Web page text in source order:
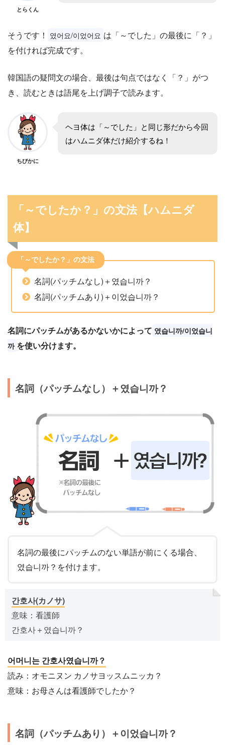
とらくん
そうです！ 였어요/이었어요 は「～でした」の最後に「？」
を付ければ完成です。
韓国語の疑問文の場合、最後は句点ではなく「？」がつ
き、読むときは語尾を上げ調子で読みます。
ちびかに
ヘヨ体は「～でした」と同じ形だから今回
はハムニダ体だけ紹介するね！
「～でしたか？」の文法【ハムニダ
体】
「～でしたか？」の文法
名詞(パッチムなし)＋였습니까？
名詞(パッチムあり)＋이었습니까？
名詞にパッチムがあるかないかによって 였습니까/이었습니
까 を使い分けます。
名詞（パッチムなし）＋였습니까？
名詞の最後にパッチムのない単語が前にくる場合、
였습니까？を付けます。
간호사(カノサ)
意味：看護師
간호사＋였습니까？
어머니는 간호사였습니까？
読み：オモニヌン カノサヨッスムニッカ？
意味：お母さんは看護師でしたか？
名詞（パッチムあり）＋이었습니까？